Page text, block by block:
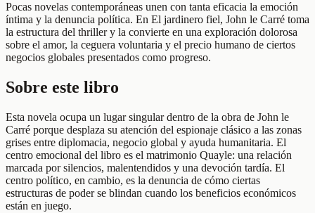
Pocas novelas contemporáneas unen con tanta eficacia la emoción
íntima y la denuncia política. En El jardinero fiel, John le Carré toma
la estructura del thriller y la convierte en una exploración dolorosa
sobre el amor, la ceguera voluntaria y el precio humano de ciertos
negocios globales presentados como progreso.
Sobre este libro
Esta novela ocupa un lugar singular dentro de la obra de John le
Carré porque desplaza su atención del espionaje clásico a las zonas
grises entre diplomacia, negocio global y ayuda humanitaria. El
centro emocional del libro es el matrimonio Quayle: una relación
marcada por silencios, malentendidos y una devoción tardía. El
centro político, en cambio, es la denuncia de cómo ciertas
estructuras de poder se blindan cuando los beneficios económicos
están en juego.